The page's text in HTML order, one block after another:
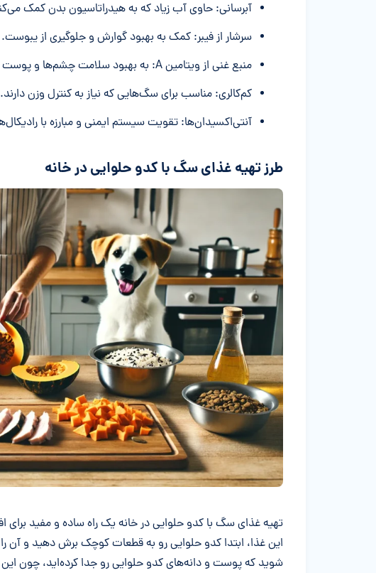
آبرسانی: حاوی آب زیاد که به هیدراتاسیون بدن کمک
سرشار از فیبر: کمک به بهبود گوارش و جلوگیری از یبوست.
منبع غنی از ویتامین A: به بهبود سلامت چشم‌ها و پوست کمک می‌کند.
کم‌کالری: مناسب برای سگ‌هایی که نیاز به کنترل وزن دارند.
آنتی‌اکسیدان‌ها: تقویت سیستم ایمنی و مبارزه با
طرز تهیه غذای سگ با کدو حلوایی در خانه
تهیه غذای سگ با کدو حلوایی در خانه یک راه ساده و مفید برای
این غذا، ابتدا کدو حلوایی رو به قطعات کوچک برش دهید و آن را
شوید که پوست و دانه‌های کدو حلوایی رو جدا کرده‌اید، چون